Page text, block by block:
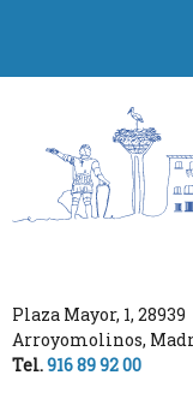
Plaza Mayor, 1, 28939
Arroyomolinos,
Tel.916 89 92 00